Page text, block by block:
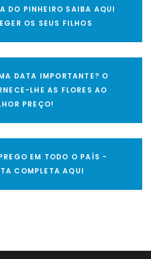
DO PINHEIRO SAIBA AQUI
OS SEUS FILHOS
DATA IMPORTANTE? O
LHE AS FLORES AO
PREÇO!
EM TODO O PAÍS -
COMPLETA AQUI